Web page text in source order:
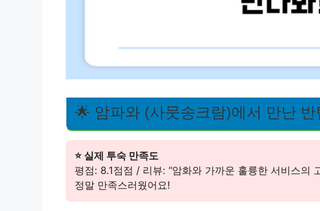
🌟 암파와 (사뭇송크람)에서 만난 반
⭐ 실제 투숙 만족도
평점: 8.1점점 / 리뷰: “암화와 가까운 훌륭한 서비스의
정말 만족스러웠어요!